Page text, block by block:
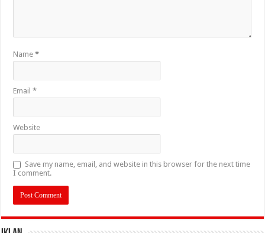
Name*
Email*
Website
Save my name, email, and website in this browser for the next time
I comment.